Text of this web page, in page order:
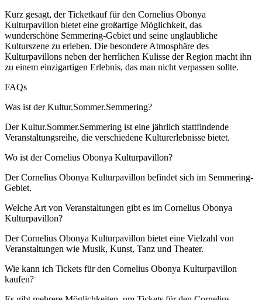
Kurz gesagt, der Ticketkauf für den Cornelius Obonya
Kulturpavillon bietet eine großartige Möglichkeit, das
wunderschöne Semmering-Gebiet und seine unglaubliche
Kulturszene zu erleben. Die besondere Atmosphäre des
Kulturpavillons neben der herrlichen Kulisse der Region macht ihn
zu einem einzigartigen Erlebnis, das man nicht verpassen sollte.
FAQs
Was ist der Kultur.Sommer.Semmering?
Der Kultur.Sommer.Semmering ist eine jährlich stattfindende
Veranstaltungsreihe, die verschiedene Kulturerlebnisse bietet.
Wo ist der Cornelius Obonya Kulturpavillon?
Der Cornelius Obonya Kulturpavillon befindet sich im Semmering-
Gebiet.
Welche Art von Veranstaltungen gibt es im Cornelius Obonya
Kulturpavillon?
Der Cornelius Obonya Kulturpavillon bietet eine Vielzahl von
Veranstaltungen wie Musik, Kunst, Tanz und Theater.
Wie kann ich Tickets für den Cornelius Obonya Kulturpavillon
kaufen?